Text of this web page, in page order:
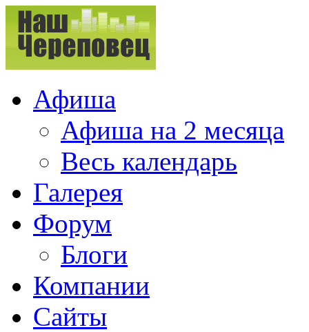
Афиша
Афиша на 2 месяца
Весь календарь
Галерея
Форум
Блоги
Компании
Сайты